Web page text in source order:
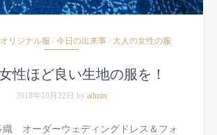
リジナル服 / 今日の出来事 / 大人の女性の服
性ほど良い生地の服を！
2018年10月22日 by admin
オーダーウェディングドレス＆フォ